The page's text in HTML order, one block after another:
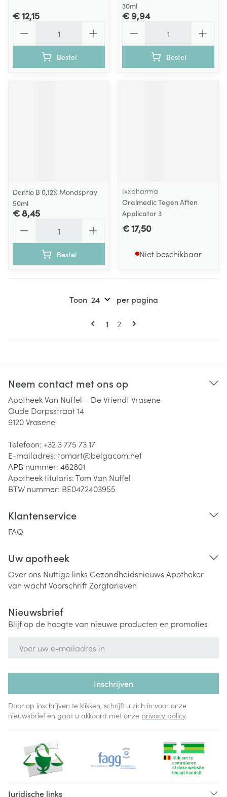
€ 12,15
Bestel
30ml
€ 9,94
Bestel
Dentio B 0,12% Mondspray
50ml
€ 8,45
Bestel
Ixxpharma
Oralmedic Tegen Aften
Applicator 3
€ 17,50
Niet beschikbaar
Pagina's
U lees momenteel pagina
1 Pagina
2
Toon per pagina
Neem contact met ons op
Apotheek Van Nuffel – De Vriendt Vrasene
Oude Dorpsstraat 14
9120Vrasene
Telefoon: +32 3 775 73 17
E-mailadres: tomart@belgacom.net
APB nummer: 462801
Apotheek titularis:Tom Van Nuffel
BTW nummer: BE0472403955
Klantenservice
FAQ
Uw apotheek
Over ons Nuttige links Gezondheidsnieuws Apotheker
van wachtVoorschriftZorgtarieven
Nieuwsbrief
Blijf op de hoogte van nieuwe producten en promoties
Inschrijven
Door op inschrijven te klikken, schrijft u zich in voor onze
nieuwsbrief en gaat u akkoord met onze privacy policy.
Juridische links